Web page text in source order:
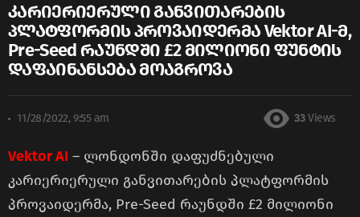
კარიერიერული განვითარების
პლატფორმის პროვაიდერმა Vektor AI-მ,
Pre-Seed რაუნდში £2 მილიონი ფუნტის
დაფაინანსება მოაგროვა
11/28/2022, 9:55 am 33 Views
Vektor AI – ლონდონში დაფუძნებული
კარიერიერული განვითარების პლატფორმის
პროვაიდერმა, Pre-Seed რაუნდში £2 მილიონი